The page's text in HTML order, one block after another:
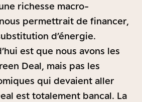
richesse macro-
permettrait de financer,
d’énergie.
est que nous avons les
Deal, mais pas les
qui devaient aller
est totalement bancal. La